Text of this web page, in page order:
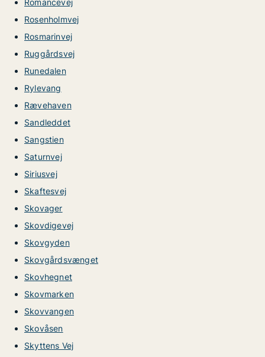
Romancevej
Rosenholmvej
Rosmarinvej
Ruggårdsvej
Runedalen
Rylevang
Rævehaven
Sandleddet
Sangstien
Saturnvej
Siriusvej
Skaftesvej
Skovager
Skovdigevej
Skovgyden
Skovgårdsvænget
Skovhegnet
Skovmarken
Skovvangen
Skovåsen
Skyttens Vej